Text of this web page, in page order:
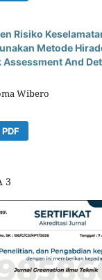
Risiko
Metode
Assessment And
Wibero
3